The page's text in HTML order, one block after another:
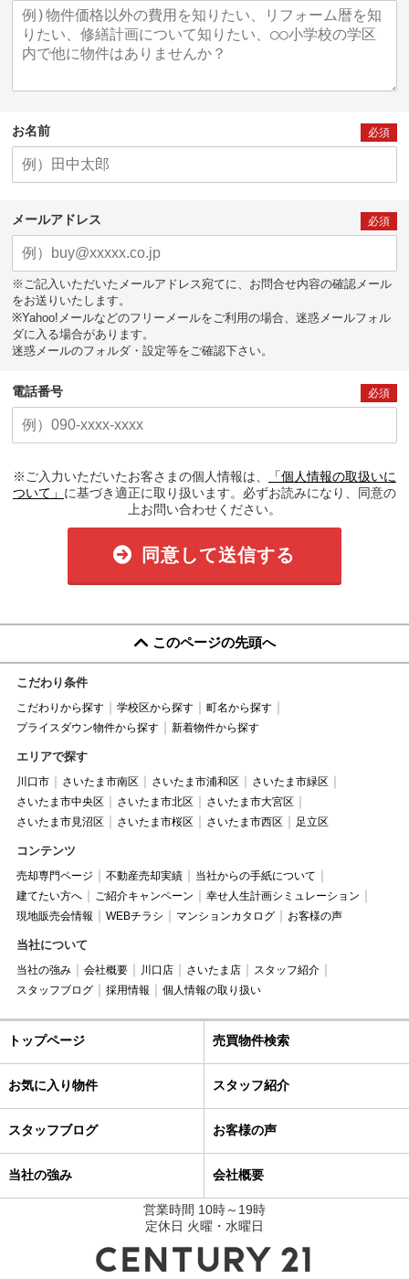
お名前 必須
メールアドレス 必須
※ご記入いただいたメールアドレス宛てに、お問合せ内容の確認メール
をお送りいたします。
※Yahoo!メールなどのフリーメールをご利用の場合、迷惑メールフォル
ダに入る場合があります。
迷惑メールのフォルダ・設定等をご確認下さい。
電話番号 必須
※ご入力いただいたお客さまの個人情報は、
「個人情報の取扱いに
ついて」 に基づき適正に取り扱います。必ずお読みになり、同意の
上お問い合わせください。
同意して送信する
このページの先頭へ
こだわり条件
こだわりから探す 学校区から探す
町名から探す
プライスダウン物件から探す
新着物件から探す
エリアで探す
川口市 さいたま市南区 さいたま市浦和区
さいたま市緑区
さいたま市中央区
さいたま市北区
さいたま市大宮区
さいたま市見沼区
さいたま市桜区 さいたま市西区 足立区
コンテンツ
売却専門ページ 不動産売却実績
当社からの手紙について
建てたい方へ
ご紹介キャンペーン
幸せ人生計画シミュレーション
現地販売会情報
WEBチラシ マンションカタログ お客様の声
当社について
当社の強み 会社概要 川口店 さいたま店
スタッフ紹介
スタッフブログ
採用情報 個人情報の取り扱い
トップページ 売買物件検索
お気に入り物件 スタッフ紹介
スタッフブログ お客様の声
当社の強み 会社概要
営業時間 10時～19時
定休日 火曜・水曜日